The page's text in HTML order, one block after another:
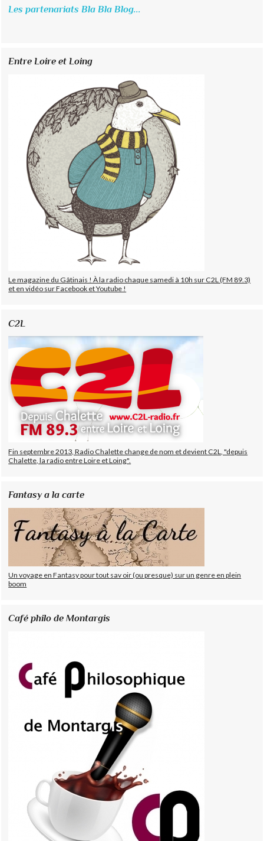
Les partenariats Bla Bla Blog...
Entre Loire et Loing
Le magazine du Gâtinais ! À la radio chaque samedi à 10h sur C2L (FM 89.3)
et en vidéo sur Facebook et Youtube !
C2L
Fin septembre 2013, Radio Chalette change de nom et devient C2L, "depuis
Chalette, la radio entre Loire et Loing".
Fantasy a la carte
Un voyage en Fantasy pour tout sav oir (ou presque) sur un genre en plein
boom
Café philo de Montargis